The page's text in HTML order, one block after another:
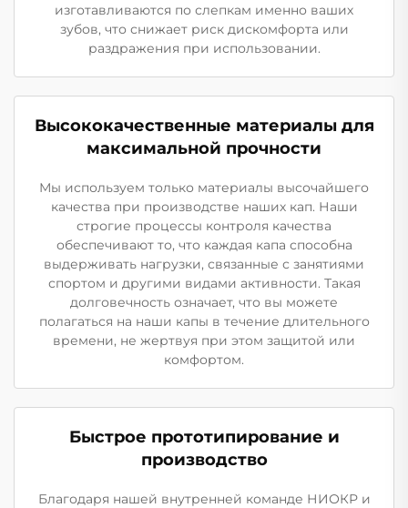
изготавливаются по слепкам именно ваших
зубов, что снижает риск дискомфорта или
раздражения при использовании.
Высококачественные материалы для
максимальной прочности
Мы используем только материалы высочайшего
качества при производстве наших кап. Наши
строгие процессы контроля качества
обеспечивают то, что каждая капа способна
выдерживать нагрузки, связанные с занятиями
спортом и другими видами активности. Такая
долговечность означает, что вы можете
полагаться на наши капы в течение длительного
времени, не жертвуя при этом защитой или
комфортом.
Быстрое прототипирование и
производство
Благодаря нашей внутренней команде НИОКР и